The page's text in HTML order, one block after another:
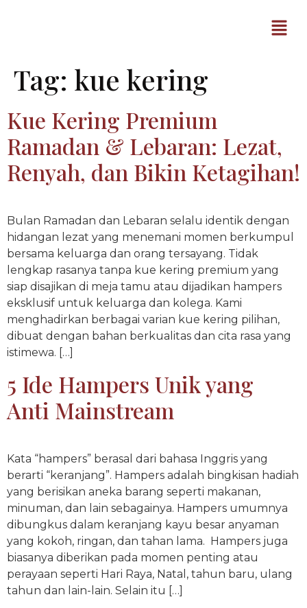
Tag: kue kering
Kue Kering Premium
Ramadan & Lebaran: Lezat,
Renyah, dan Bikin Ketagihan!
Bulan Ramadan dan Lebaran selalu identik dengan
hidangan lezat yang menemani momen berkumpul
bersama keluarga dan orang tersayang. Tidak
lengkap rasanya tanpa kue kering premium yang
siap disajikan di meja tamu atau dijadikan hampers
eksklusif untuk keluarga dan kolega. Kami
menghadirkan berbagai varian kue kering pilihan,
dibuat dengan bahan berkualitas dan cita rasa yang
istimewa. […]
5 Ide Hampers Unik yang
Anti Mainstream
Kata “hampers” berasal dari bahasa Inggris yang
berarti “keranjang”. Hampers adalah bingkisan hadiah
yang berisikan aneka barang seperti makanan,
minuman, dan lain sebagainya. Hampers umumnya
dibungkus dalam keranjang kayu besar anyaman
yang kokoh, ringan, dan tahan lama. Hampers juga
biasanya diberikan pada momen penting atau
perayaan seperti Hari Raya, Natal, tahun baru, ulang
tahun dan lain-lain. Selain itu […]